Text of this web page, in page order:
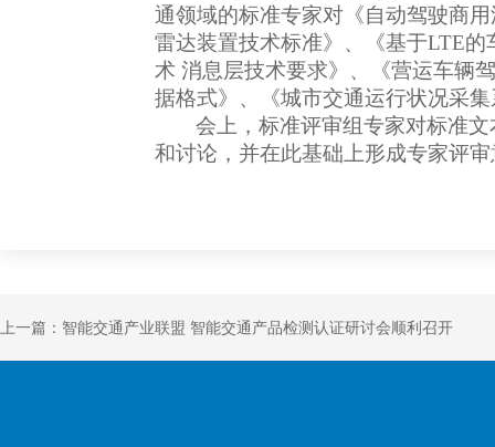
通领域的标准专家对《自动驾驶商
雷达装置技术标准》、《基于LTE
术 消息层技术要求》、《营运车辆
据格式》、《城市交通运行状况采
会上，标准评审组专家对标准
和讨论，并在此基础上形成专家评
上一篇：智能交通产业联盟 智能交通产品检测认证研讨会顺利召开